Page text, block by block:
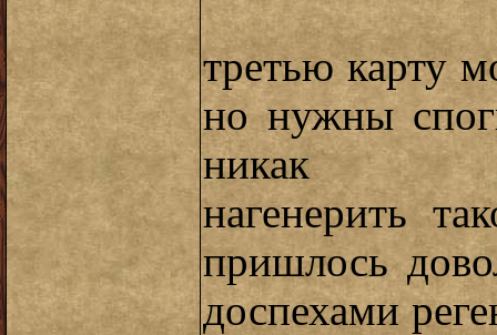
третью карту
но нужны
никак
нагенерить
пришлось
доспехами